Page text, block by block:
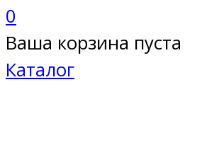
0
Ваша корзина пуста
Каталог